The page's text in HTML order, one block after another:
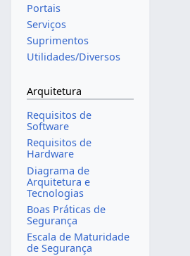
Portais
Serviços
Suprimentos
Utilidades/Diversos
Arquitetura
Requisitos de
Software
Requisitos de
Hardware
Diagrama de
Arquitetura e
Tecnologias
Boas Práticas de
Segurança
Escala de Maturidade
de Segurança